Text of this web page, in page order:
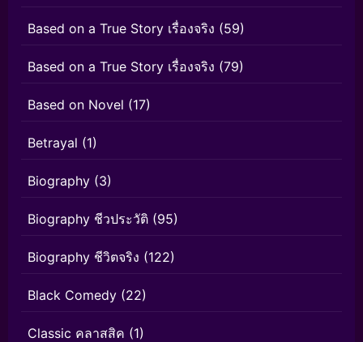
Based on a True Story เรื่องจริง (59)
Based on a True Story เรื่องจริง (79)
Based on Novel (17)
Betrayal (1)
Biography (3)
Biography ชีวประวัติ (95)
Biography ชีวิตจริง (122)
Black Comedy (22)
Classic คลาสสิค (1)